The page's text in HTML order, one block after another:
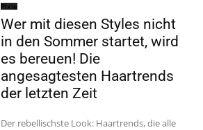
Pixie
Wer mit diesen Styles nicht
in den Sommer startet, wird
es bereuen! Die
angesagtesten Haartrends
der letzten Zeit
Der rebellischste Look: Haartrends, die alle